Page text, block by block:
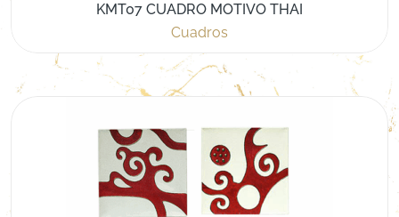
KMT07 CUADRO MOTIVO THAI
Cuadros